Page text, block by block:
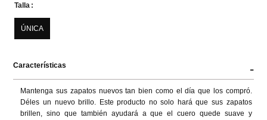
Talla
ÚNICA
Características -
Mantenga sus zapatos nuevos tan bien como el día que los compró.
Déles un nuevo brillo. Este producto no solo hará que sus zapatos
brillen, sino que también ayudará a que el cuero quede suave y